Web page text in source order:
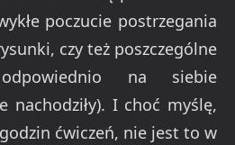
poczucie postrzegania
czy też poszczególne
na siebie
nachodziły). I choć myślę,
ćwiczeń, nie jest to w